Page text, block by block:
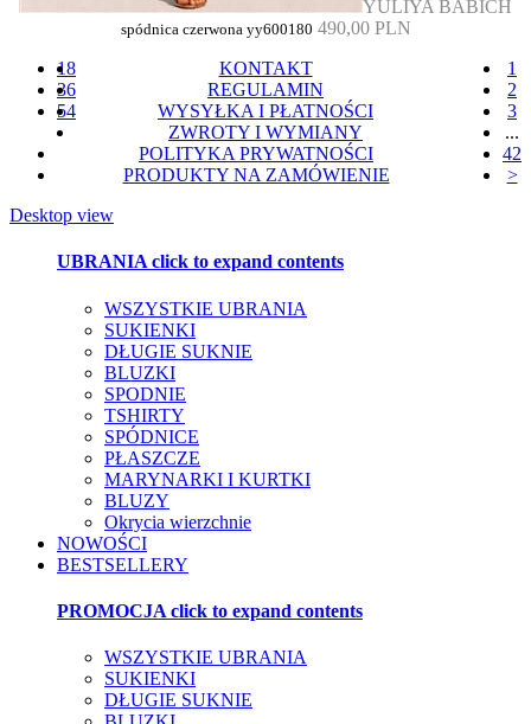
YULIYA BABICH
spódnica czerwona yy600180 490,00 PLN
18
36
54
1
2
3
...
42
>
KONTAKT
REGULAMIN
WYSYŁKA I PŁATNOŚCI
ZWROTY I WYMIANY
POLITYKA PRYWATNOŚCI
PRODUKTY NA ZAMÓWIENIE
Desktop view
UBRANIA click to expand contents
WSZYSTKIE UBRANIA
SUKIENKI
DŁUGIE SUKNIE
BLUZKI
SPODNIE
TSHIRTY
SPÓDNICE
PŁASZCZE
MARYNARKI I KURTKI
BLUZY
Okrycia wierzchnie
NOWOŚCI
BESTSELLERY
PROMOCJA click to expand contents
WSZYSTKIE UBRANIA
SUKIENKI
DŁUGIE SUKNIE